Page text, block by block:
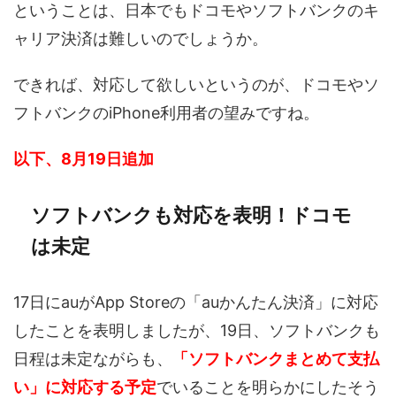
ということは、日本でもドコモやソフトバンクのキ
ャリア決済は難しいのでしょうか。
できれば、対応して欲しいというのが、ドコモやソ
フトバンクのiPhone利用者の望みですね。
以下、8月19日追加
ソフトバンクも対応を表明！ドコモ
は未定
17日にauがApp Storeの「auかんたん決済」に対応
したことを表明しましたが、19日、ソフトバンクも
日程は未定ながらも、
「ソフトバンクまとめて支払
い」に対応する予定でいることを明らかにしたそう